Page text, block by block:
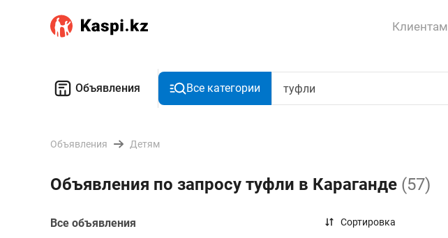
Клиентам
Объявления Все категории
Объявления Детям
Объявления по запросу туфли в Караганде (57)
Все объявления
Сортировка